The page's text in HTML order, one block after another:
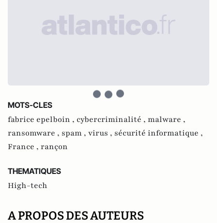
MOTS-CLES
fabrice epelboin , cybercriminalité , malware ,
ransomware , spam , virus , sécurité informatique ,
France , rançon
THEMATIQUES
High-tech
A PROPOS DES AUTEURS